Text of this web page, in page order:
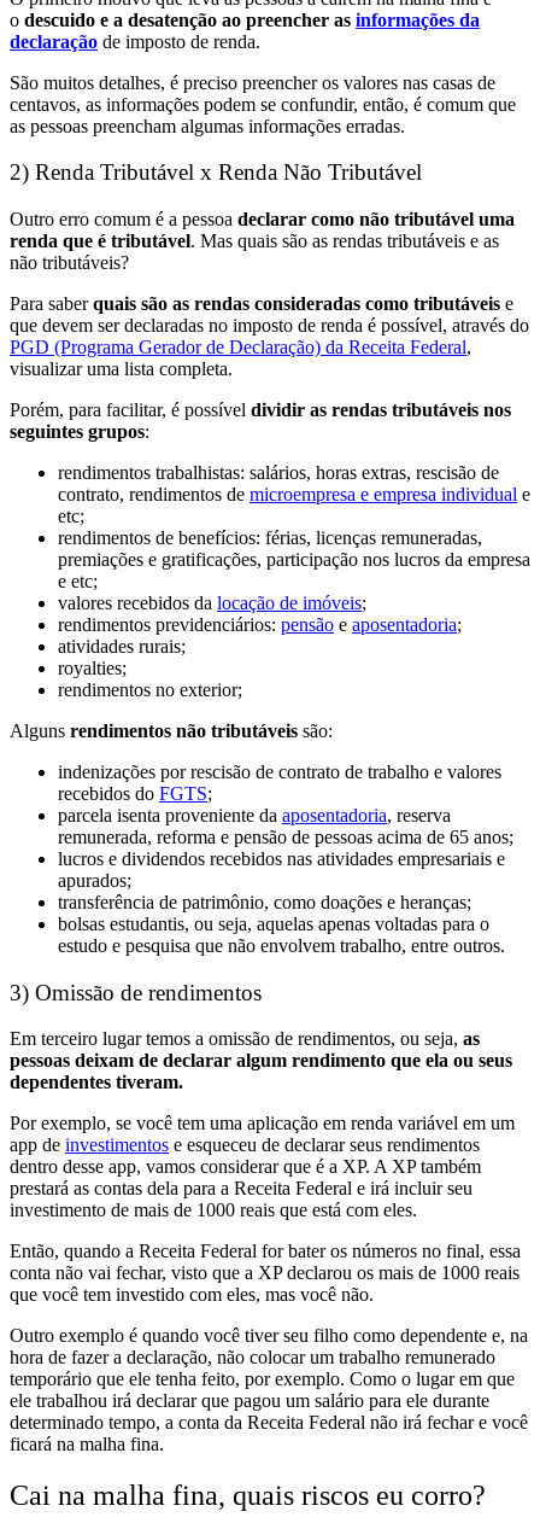
o descuido e a desatenção ao preencher as informações da
declaração de imposto de renda.
São muitos detalhes, é preciso preencher os valores nas casas de
centavos, as informações podem se confundir, então, é comum que
as pessoas preencham algumas informações erradas.
2) Renda Tributável x Renda Não Tributável
Outro erro comum é a pessoa declarar como não tributável uma
renda que é tributável. Mas quais são as rendas tributáveis e as
não tributáveis?
Para saberquais são as rendas consideradas como tributáveis e
que devem ser declaradas no imposto de renda é possível, através do
PGD (Programa Gerador de Declaração) da Receita Federal,
visualizar uma lista completa.
Porém, para facilitar, é possível dividir as rendas tributáveis nos
seguintes grupos:
rendimentos trabalhistas: salários, horas extras, rescisão de
contrato, rendimentos de microempresa e empresa individual e
etc;
rendimentos de benefícios: férias, licenças remuneradas,
premiações e gratificações, participação nos lucros da empresa
e etc;
valores recebidos da locação de imóveis;
rendimentos previdenciários: pensão e aposentadoria;
atividades rurais;
royalties;
rendimentos no exterior;
Alguns rendimentos não tributáveis são:
indenizações por rescisão de contrato de trabalho e valores
recebidos do FGTS;
parcela isenta proveniente da aposentadoria, reserva
remunerada, reforma e pensão de pessoas acima de 65 anos;
lucros e dividendos recebidos nas atividades empresariais e
apurados;
transferência de patrimônio, como doações e heranças;
bolsas estudantis, ou seja, aquelas apenas voltadas para o
estudo e pesquisa que não envolvem trabalho, entre outros.
3) Omissão de rendimentos
Em terceiro lugar temos a omissão de rendimentos, ou seja, as
pessoas deixam de declarar algum rendimento que ela ou seus
dependentes tiveram.
Por exemplo, se você tem uma aplicação em renda variável em um
app de investimentos e esqueceu de declarar seus rendimentos
dentro desse app, vamos considerar que é a XP. A XP também
prestará as contas dela para a Receita Federal e irá incluir seu
investimento de mais de 1000 reais que está com eles.
Então, quando a Receita Federal for bater os números no final, essa
conta não vai fechar, visto que a XP declarou os mais de 1000 reais
que você tem investido com eles, mas você não.
Outro exemplo é quando você tiver seu filho como dependente e, na
hora de fazer a declaração, não colocar um trabalho remunerado
temporário que ele tenha feito, por exemplo. Como o lugar em que
ele trabalhou irá declarar que pagou um salário para ele durante
determinado tempo, a conta da Receita Federal não irá fechar e você
ficará na malha fina.
Cai na malha fina, quais riscos eu corro?